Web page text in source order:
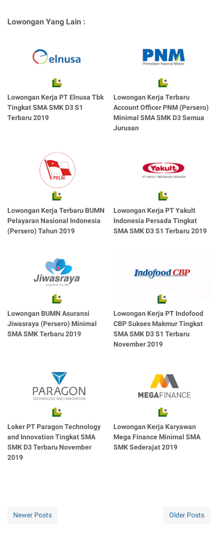
Lowongan Yang Lain :
Lowongan Kerja PT Elnusa Tbk
Tingkat SMA SMK D3 S1
Terbaru 2019
Lowongan Kerja Terbaru
Account Officer PNM (Persero)
Minimal SMA SMK D3 Semua
Jurusan
Lowongan Kerja Terbaru BUMN
Pelayaran Nasional Indonesia
(Persero) Tahun 2019
Lowongan Kerja PT Yakult
Indonesia Persada Tingkat
SMA SMK D3 S1 Terbaru 2019
Lowongan BUMN Asuransi
Jiwasraya (Persero) Minimal
SMA SMK Terbaru 2019
Lowongan Kerja PT Indofood
CBP Sukses Makmur Tingkat
SMA SMK D3 S1 Terbaru
November 2019
Loker PT Paragon Technology
and Innovation Tingkat SMA
SMK D3 Terbaru November
2019
Lowongan Kerja Karyawan
Mega Finance Minimal SMA
SMK Sederajat 2019
Newer Posts Older Posts